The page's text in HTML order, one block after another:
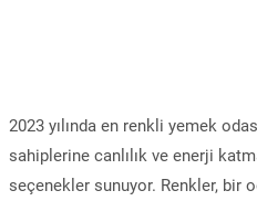
2023 yılında en renkli yemek
sahiplerine canlılık ve enerji
seçenekler sunuyor. Renkler, bir